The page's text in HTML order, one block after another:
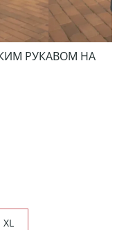
РУКАВОМ НА
XL